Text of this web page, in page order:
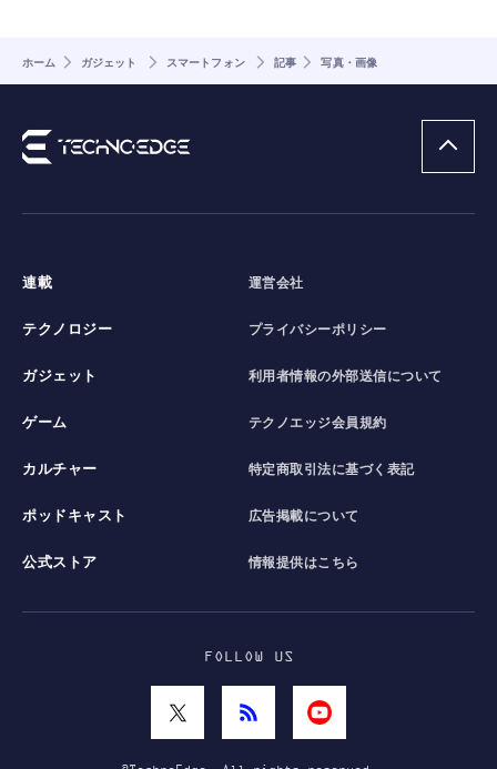
ホーム ガジェット スマートフォン 記事 写真・画像
連載
テクノロジー
ガジェット
ゲーム
カルチャー
ポッドキャスト
公式ストア
運営会社
プライバシーポリシー
利用者情報の外部送信について
テクノエッジ会員規約
特定商取引法に基づく表記
広告掲載について
情報提供はこちら
FOLLOW US